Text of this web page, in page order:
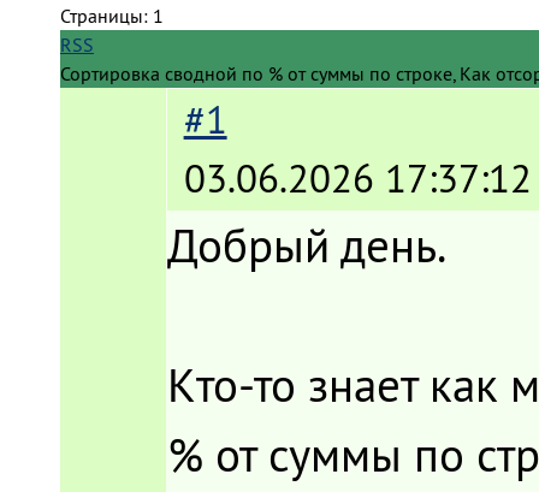
Страницы: 1
RSS
Сортировка сводной по % от суммы по строке, Как
#1
03.06.2026 17:37:12
Добрый день.
Кто-то знает как
% от суммы по